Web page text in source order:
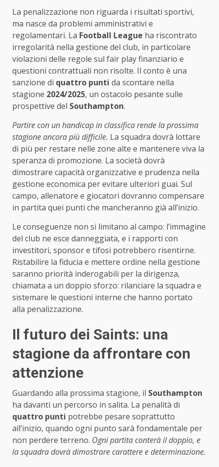
La penalizzazione non riguarda i risultati sportivi,
ma nasce da problemi amministrativi e
regolamentari. La Football League ha riscontrato
irregolarità nella gestione del club, in particolare
violazioni delle regole sul fair play finanziario e
questioni contrattuali non risolte. Il conto è una
sanzione di quattro punti da scontare nella
stagione 2024/2025, un ostacolo pesante sulle
prospettive del Southampton.
Partire con un handicap in classifica rende la prossima
stagione ancora più difficile. La squadra dovrà lottare
di più per restare nelle zone alte e mantenere viva la
speranza di promozione. La società dovrà
dimostrare capacità organizzative e prudenza nella
gestione economica per evitare ulteriori guai. Sul
campo, allenatore e giocatori dovranno compensare
in partita quei punti che mancheranno già all’inizio.
Le conseguenze non si limitano al campo: l’immagine
del club ne esce danneggiata, e i rapporti con
investitori, sponsor e tifosi potrebbero risentirne.
Ristabilire la fiducia e mettere ordine nella gestione
saranno priorità inderogabili per la dirigenza,
chiamata a un doppio sforzo: rilanciare la squadra e
sistemare le questioni interne che hanno portato
alla penalizzazione.
Il futuro dei Saints: una
stagione da affrontare con
attenzione
Guardando alla prossima stagione, il Southampton
ha davanti un percorso in salita. La penalità di
quattro punti potrebbe pesare soprattutto
all’inizio, quando ogni punto sarà fondamentale per
non perdere terreno. Ogni partita conterà il doppio, e
la squadra dovrà dimostrare carattere e determinazione.